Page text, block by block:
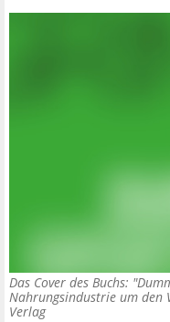
Das Cover des Buchs:
Nahrungsindustrie um
Verlag